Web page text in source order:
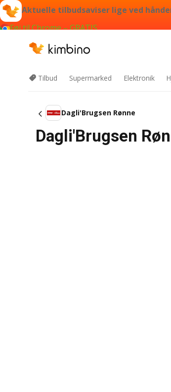
Aktuelle tilbudsaviser lige ved
Føj til Chrome – GRATIS
Tilbud Supermarked Elektronik
Dagli'Brugsen Rønne
Dagli'Brugsen